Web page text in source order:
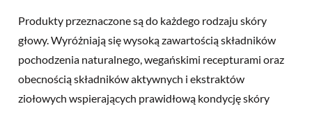
Produkty przeznaczone są do każdego rodzaju skóry
głowy. Wyróżniają się wysoką zawartością składników
pochodzenia naturalnego, wegańskimi recepturami oraz
obecnością składników aktywnych i ekstraktów
ziołowych wspierających prawidłową kondycję skóry